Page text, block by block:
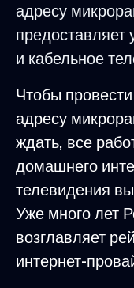
адресу
предоставляет
и кабельное
Чтобы
адресу
ждать, все
домашнего
телевидения
Уже много лет
возглавляет
интернет-